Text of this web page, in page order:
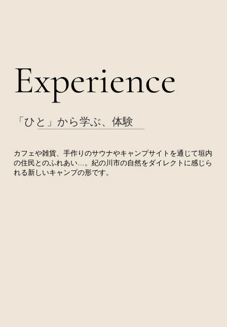
Experience
Experience
「ひと」から学ぶ、体験
カフェや雑貨、手作りのサウナやキャンプサイトを通じて垣内
の住民とのふれあい…。紀の川市の自然をダイレクトに感じら
れる新しいキャンプの形です。